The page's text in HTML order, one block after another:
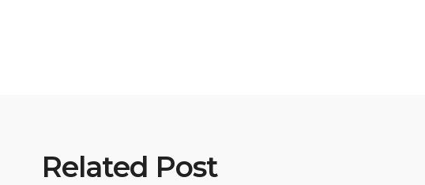
Related Post